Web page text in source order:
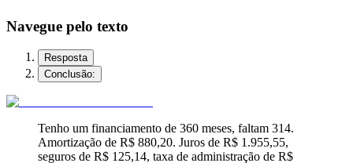
Navegue pelo texto
Resposta
Conclusão:
Tenho um financiamento de 360 meses, faltam 314.
Amortização de R$ 880,20. Juros de R$ 1.955,55,
seguros de R$ 125,14, taxa de administração de R$